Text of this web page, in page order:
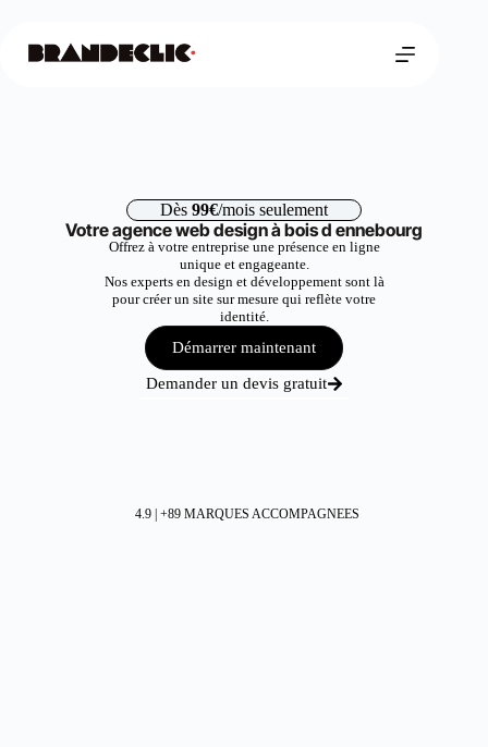
Dès 99€/mois seulement
Votre agence web design à bois d ennebourg
Offrez à votre entreprise une présence en ligne
unique et engageante.
Nos experts en design et développement sont là
pour créer un site sur mesure qui reflète votre
identité.
Démarrer maintenant
Demander un devis gratuit
4.9 | +89 MARQUES ACCOMPAGNEES